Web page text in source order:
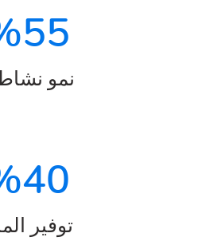
55
نمو
40
توفير